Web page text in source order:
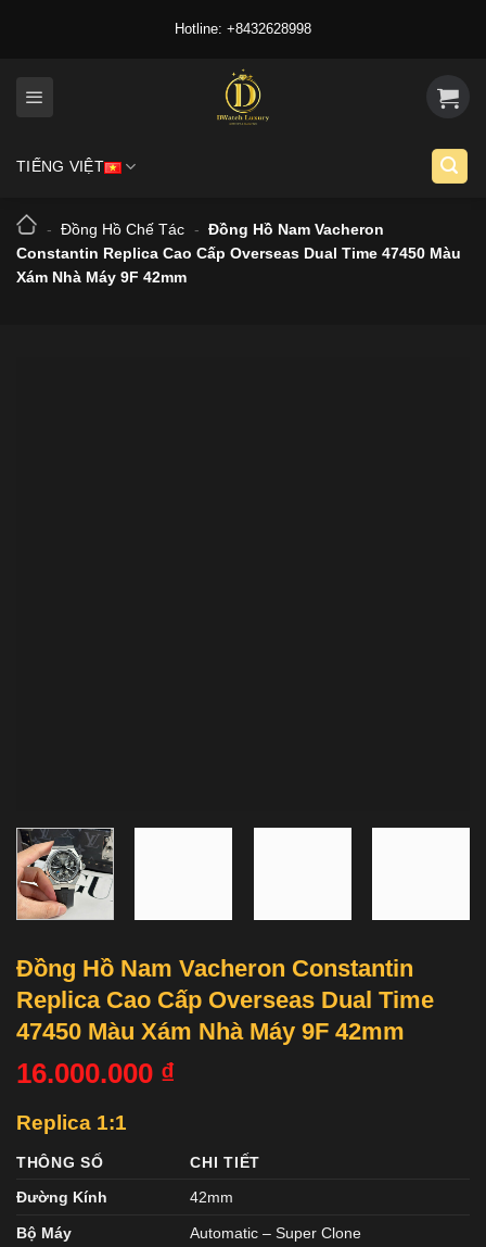
Hotline: +8432628998
TIẾNG VIỆT
- Đồng Hồ Chế Tác - Đồng Hồ Nam Vacheron
Constantin Replica Cao Cấp Overseas Dual Time 47450 Màu
Xám Nhà Máy 9F 42mm
Đồng Hồ Nam Vacheron Constantin
Replica Cao Cấp Overseas Dual Time
47450 Màu Xám Nhà Máy 9F 42mm
16.000.000 ₫
Replica 1:1
THÔNG SỐ
CHI TIẾT
Đường Kính
42mm
Bộ Máy Automatic – Super Clone